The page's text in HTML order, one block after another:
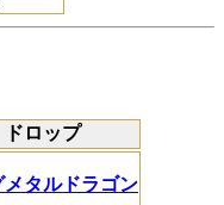
ドロップ
メタルドラゴン